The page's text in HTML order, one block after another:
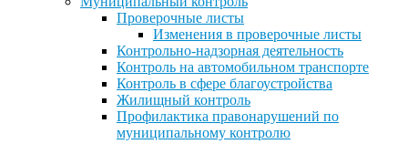
Проверочные листы
Изменения в проверочные листы
Контрольно-надзорная деятельность
Контроль на автомобильном транспорте
Контроль в сфере благоустройства
Жилищный контроль
Профилактика правонарушений по
муниципальному контролю